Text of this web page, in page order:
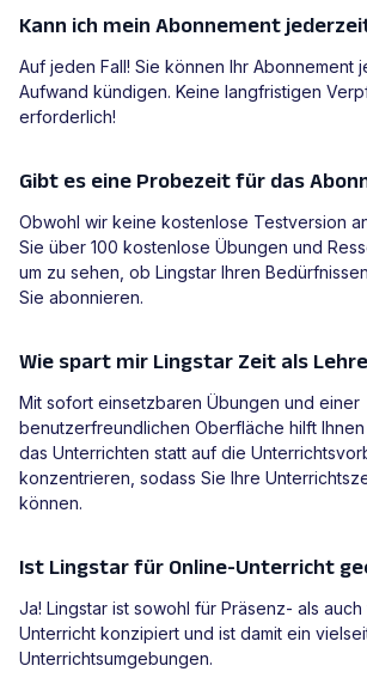
Kann ich mein Abonnement
Auf jeden Fall! Sie können Ihr Abonnement
Aufwand kündigen. Keine langfristigen
erforderlich!
Gibt es eine Probezeit für das
Obwohl wir keine kostenlose Testversion
Sie über 100 kostenlose Übungen und
um zu sehen, ob Lingstar Ihren
Sie abonnieren.
Wie spart mir Lingstar Zeit als
Mit sofort einsetzbaren Übungen und einer
benutzerfreundlichen Oberfläche hilft Ihnen
das Unterrichten statt auf die
konzentrieren, sodass Sie Ihre
können.
Ist Lingstar für Online-Unterricht
Ja! Lingstar ist sowohl für Präsenz- als
Unterricht konzipiert und ist damit ein
Unterrichtsumgebungen.